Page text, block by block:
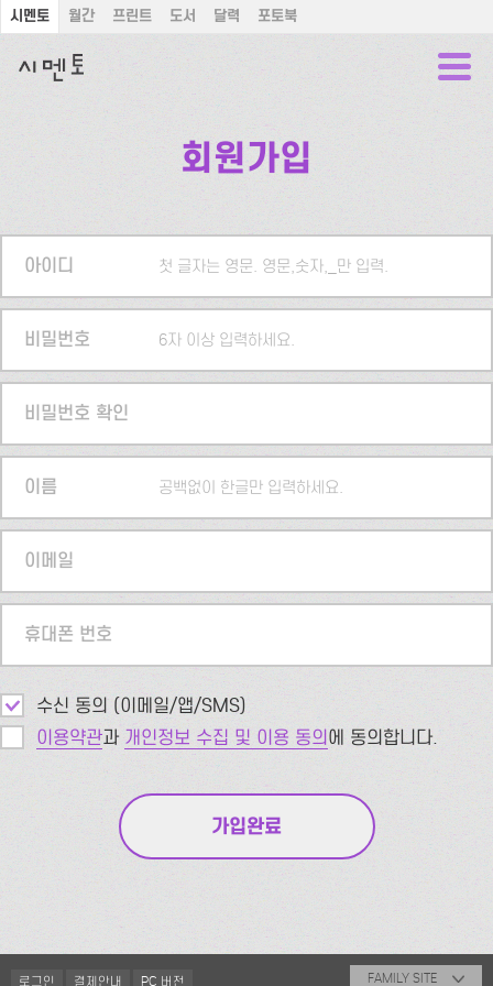
시멘토 월간 프린트 도서 달력 포토북
회원가입
아이디 첫 글자는 영문. 영문,숫자,_만 입력.
비밀번호 6자 이상 입력하세요.
비밀번호 확인
이름 공백없이 한글만 입력하세요.
이메일
휴대폰 번호
수신 동의 (이메일/앱/SMS)
이용약관과 개인정보 수집 및 이용 동의에 동의합니다.
로그인 결제안내 PC 버전 FAMILY SITE